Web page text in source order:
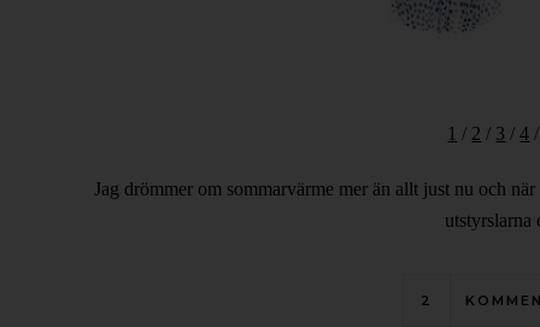
1 / 2 / 3 /4
Jag drömmer om sommarvärme mer än allt just nu och
utstyrslarna
2